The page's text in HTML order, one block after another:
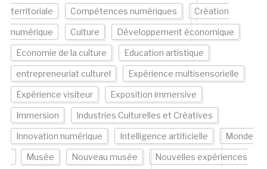
territoriale Compétences numériques Création
numérique Culture Développement économique
Economie de la culture Education artistique
entrepreneuriat culturel Expérience multisensorielle
Expérience visiteur Exposition immersive
Immersion Industries Culturelles et Créatives
Innovation numérique Intelligence artificielle Monde
Musée Nouveau musée Nouvelles expériences